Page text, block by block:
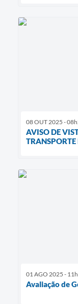
08 OUT 2025 -
AVISO DE
01 AGO 2025 -
Avaliação de